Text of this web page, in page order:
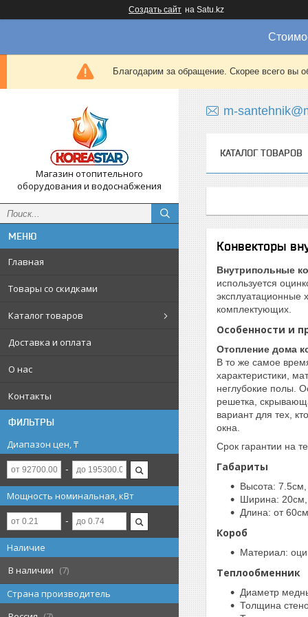
Создать сайт на Satu.kz
Благодарим за обращение. Скорее всего вы
Магазин отопительного
оборудования и водоснабжения
Главная
Товары со скидками
Каталог товаров
Доставка и оплата
О нас
Контакты
ФИЛЬТРЫ
Диапазон цен, ₸
Мощность номинальная, кВт
Наличие
В наличии
7
Страна производитель
m-
КАТАЛОГ ТОВАРОВ
Конвекторы
Внутрипольные
используется
эксплуатационные
комплектующих.
Особенности и
Отопление дома
В то же самое
характеристики,
неглубокие полы.
решетка,
вариант для тех,
окна.
Срок гарантии на
Габариты
Высота:
Ширина:
Длина: от
Короб
Материал:
Теплообменник
Диаметр
Толщина